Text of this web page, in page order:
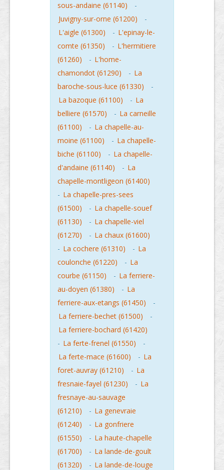
sous-andaine (61140)
-
Juvigny-sur-orne (61200)
-
L'aigle (61300)
- L'epinay-le-
comte (61350)
- L'hermitiere
(61260)
- L'home-
chamondot (61290)
- La
baroche-sous-luce (61330)
-
La bazoque (61100)
- La
belliere (61570)
- La carneille
(61100)
- La chapelle-au-
moine (61100)
- La chapelle-
biche (61100)
- La chapelle-
d'andaine (61140)
- La
chapelle-montligeon (61400)
- La chapelle-pres-sees
(61500)
- La chapelle-souef
(61130)
- La chapelle-viel
(61270)
- La chaux (61600)
- La cochere (61310) - La
coulonche (61220)
- La
courbe (61150)
- La ferriere-
au-doyen (61380)
- La
ferriere-aux-etangs (61450)
-
La ferriere-bechet (61500)
-
La ferriere-bochard (61420)
- La ferte-frenel (61550)
-
La ferte-mace (61600)
- La
foret-auvray (61210)
- La
fresnaie-fayel (61230)
- La
fresnaye-au-sauvage
(61210)
- La genevraie
(61240)
- La gonfriere
(61550)
- La haute-chapelle
(61700)
- La lande-de-goult
(61320)
- La lande-de-louge